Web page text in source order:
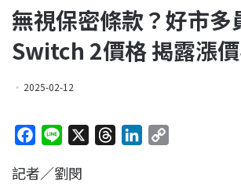
無視保密條款？好市多
Switch 2價格 揭露漲
2025-02-12
c
n
記者／劉閔